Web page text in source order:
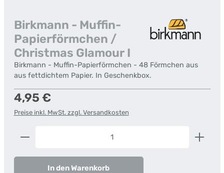
Birkmann - Muffin-
Papierförmchen /
Christmas Glamour I
Birkmann - Muffin-Papierförmchen - 48 Förmchen aus
aus fettdichtem Papier. In Geschenkbox.
Regulärer Preis:
4,95 €
Preise inkl. MwSt. zzgl. Versandkosten
Produkt Anzahl: Gib den gewünschten Wert ein
In den Warenkorb